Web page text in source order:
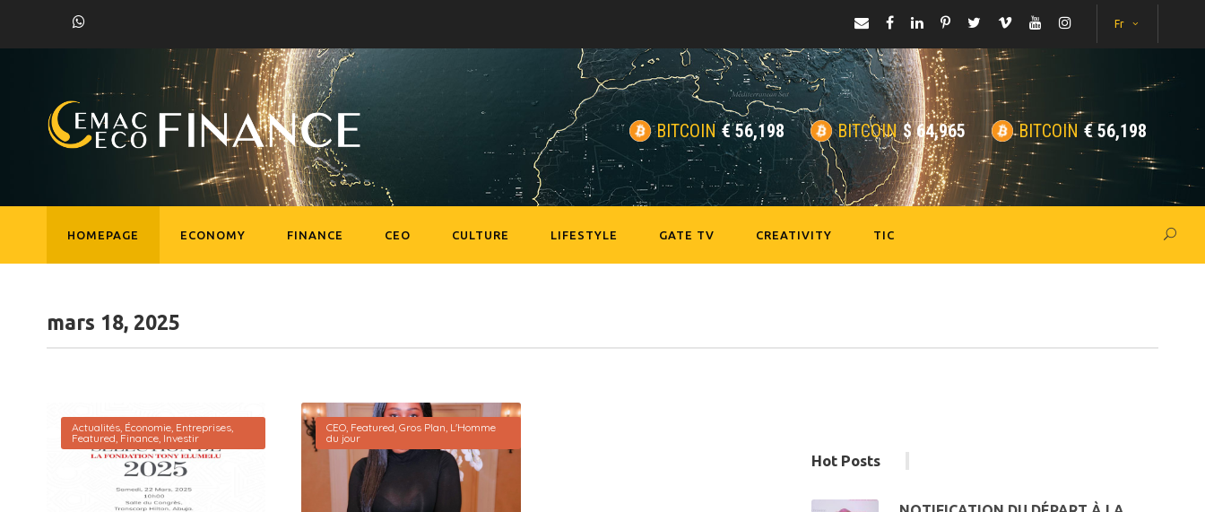
Fr
BITCOIN €56,198 BITCOIN $64,965 BITCOIN €56,198
HOMEPAGE ECONOMY FINANCE CEO CULTURE LIFESTYLE GATE TV CREATIVITY TIC
mars 18, 2025
Actualités Économie Entreprises
Featured Finance Investir
CEO Featured Gros Plan L'Homme
du jour
Hot Posts